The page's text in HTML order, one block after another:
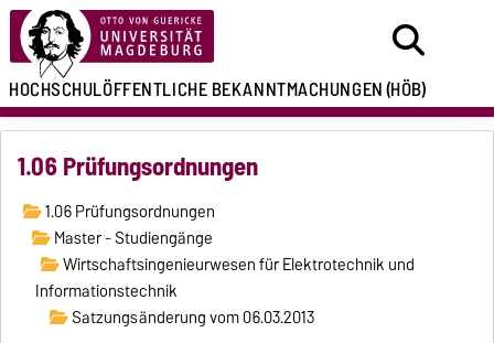
HOCHSCHULÖFFENTLICHEBEKANNTMACHUNGEN(HÖB)
1.06 Prüfungsordnungen
1.06 Prüfungsordnungen
Master - Studiengänge
Wirtschaftsingenieurwesen für Elektrotechnik und
Informationstechnik
Satzungsänderung vom 06.03.2013